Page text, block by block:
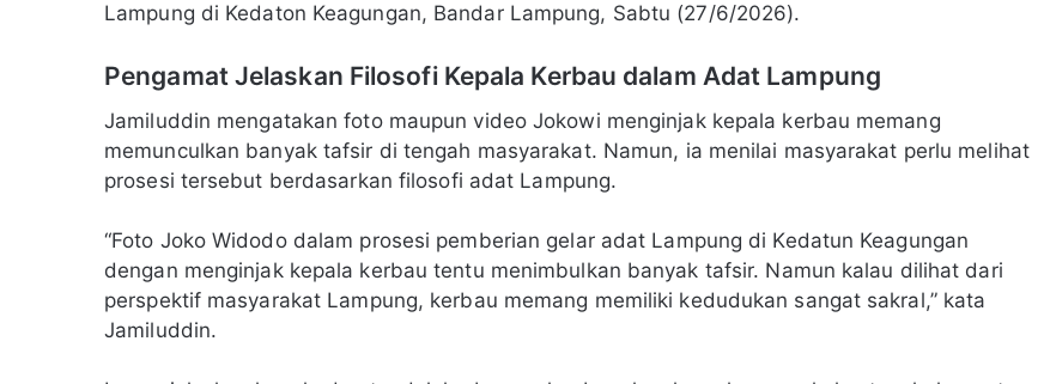
Lampung di Kedaton Keagungan, Bandar Lampung, Sabtu (27/6/2026).
Pengamat Jelaskan Filosofi Kepala Kerbau dalam Adat Lampung
Jamiluddin mengatakan foto maupun video Jokowi menginjak kepala kerbau memang
memunculkan banyak tafsir di tengah masyarakat. Namun, ia menilai masyarakat perlu melihat
prosesi tersebut berdasarkan filosofi adat Lampung.
“Foto Joko Widodo dalam prosesi pemberian gelar adat Lampung di Kedatun Keagungan
dengan menginjak kepala kerbau tentu menimbulkan banyak tafsir. Namun kalau dilihat dari
perspektif masyarakat Lampung, kerbau memang memiliki kedudukan sangat sakral,” kata
Jamiluddin.